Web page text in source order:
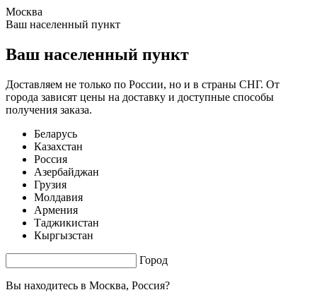
Москва
Ваш населенный пункт
Ваш населенный пункт
Доставляем не только по России, но и в страны СНГ. От
города зависят цены на доставку и доступные способы
получения заказа.
Беларусь
Казахстан
Россия
Азербайджан
Грузия
Молдавия
Армения
Таджикистан
Кыргызстан
Город
Вы находитесь в Москва, Россия?